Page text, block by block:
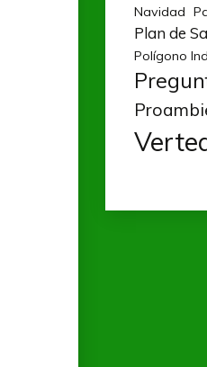
Navidad
Plan de
Polígono